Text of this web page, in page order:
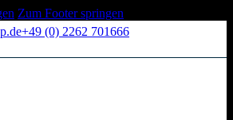
Zum Footer springen
+49 (0) 2262 701666